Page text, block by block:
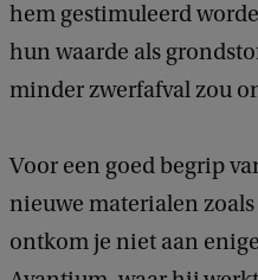
hem gestimuleerd
hun waarde als
minder zwerfafval zou
Voor een goed begrip
nieuwe materialen
ontkom je niet aan